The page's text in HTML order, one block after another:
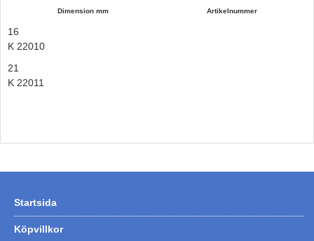
Webasto - Dieselvärmare
Kamasa Tools - Verktyg
Thule - Lasthållare
Dimension mm Artikelnummer
16
K 22010
21
K 22011
Startsida
Köpvillkor